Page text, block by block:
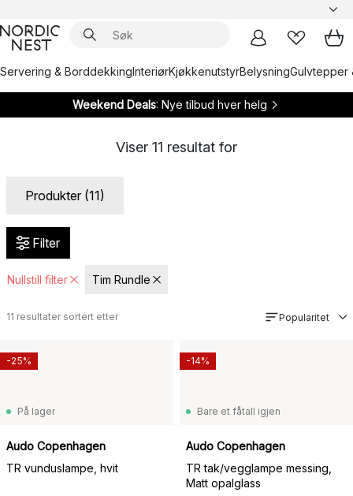
Servering & BorddekkingInteriørKjøkkenutstyrBelysningGulvtepper
Weekend Deals: Nye tilbud hver helg
Viser 11 resultat for
Produkter (11)
Filter
Nullstill filter Tim Rundle
11 resultater sortert etter Popularitet
På lager
Audo Copenhagen
TR vunduslampe, hvit
-25%
Bare et fåtall igjen
Audo Copenhagen
TR tak/vegglampe messing,
Matt opalglass
-14%